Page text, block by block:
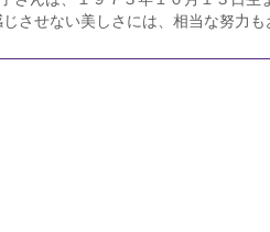
じさせない美しさには、相当な努力